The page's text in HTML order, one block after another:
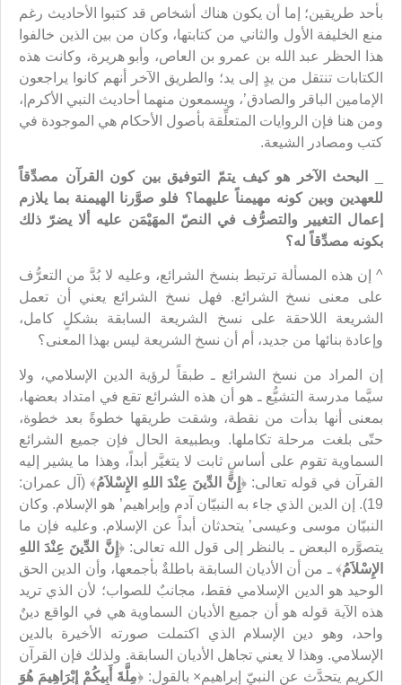
بأحد طريقين؛ إما أن يكون هناك أشخاص قد كتبوا الأحاديث رغم
منع الخليفة الأول والثاني من كتابتها، وكان من بين الذين خالفوا
هذا الحظر عبد الله بن عمرو بن العاص، وأبو هريرة، وكانت هذه
الكتابات تنتقل من يدٍ إلى يد؛ والطريق الآخر أنهم كانوا يراجعون
الإمامين الباقر والصادق’، ويسمعون منهما أحاديث النبي الأكرم|،
ومن هنا فإن الروايات المتعلِّقة بأصول الأحكام هي الموجودة في
كتب ومصادر الشيعة.
البحث الآخر هو كيف يتمّ التوفيق بين كون القرآن مصدِّقاً
للعهدين وبين كونه مهيمناً عليهما؟ فلو صوَّرنا الهيمنة بما يلازم
إعمال التغيير والتصرُّف في النصّ المهَيْمَن عليه ألا يضرّ ذلك
بكونه مصدِّقاً له؟
^ إن هذه المسألة ترتبط بنسخ الشرائع، وعليه لا بُدَّ من التعرُّف
على معنى نسخ الشرائع. فهل نسخ الشرائع يعني أن تعمل
الشريعة اللاحقة على نسخ الشريعة السابقة بشكلٍ كامل،
وإعادة بنائها من جديد، أم أن نسخ الشريعة ليس بهذا المعنى؟
إن المراد من نسخ الشرائع ـ طبقاً لرؤية الدين الإسلامي، ولا
سيَّما مدرسة التشيُّع ـ هو أن هذه الشرائع تقع في امتداد بعضها،
بمعنى أنها بدأت من نقطة، وشقت طريقها خطوةً بعد خطوة،
حتّى بلغت مرحلة تكاملها. وبطبيعة الحال فإن جميع الشرائع
السماوية تقوم على أساسٍ ثابت لا يتغيَّر أبداً، وهذا ما يشير إليه
القرآن في قوله تعالى: ﴿ إِنَّ الدِّينَ عِنْدَ اللهِ الإِسْلاَمُ﴾ (آل عمران:
19). إن الدين الذي جاء به النبيّان آدم وإبراهيم’ هو الإسلام. وكان
النبيّان موسى وعيسى’ يتحدثان أبداً عن الإسلام. وعليه فإن ما
يتصوَّره البعض ـ بالنظر إلى قول الله تعالى: ﴿ إِنَّ الدِّينَ عِنْدَ اللهِ
الإِسْلاَمُ﴾ ـ من أن الأديان السابقة باطلةٌ بأجمعها، وأن الدين الحق
الوحيد هو الدين الإسلامي فقط، مجانبٌ للصواب؛ لأن الذي تريد
هذه الآية قوله هو أن جميع الأديان السماوية هي في الواقع دينٌ
واحد، وهو دين الإسلام الذي اكتملت صورته الأخيرة بالدين
الإسلامي. وهذا لا يعني تجاهل الأديان السابقة. ولذلك فإن القرآن
الكريم يتحدَّث عن النبيّ إبراهيم× بالقول: ﴿مِلَّةَ أَبِيكُمْ إِبْرَاهِيمَ هُوَ